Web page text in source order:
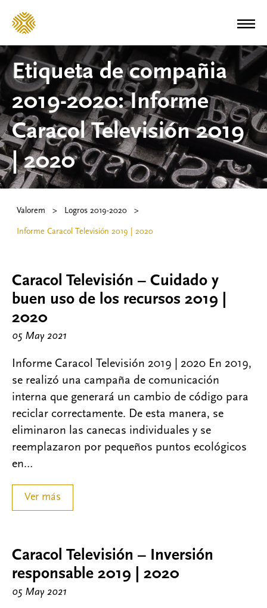
Etiqueta de compañia
2019-2020:Informe
Caracol Televisión 2019
| 2020
Valorem > Logros 2019-2020 >
Informe Caracol Televisión 2019 | 2020
Caracol Televisión – Cuidado y
buen uso de los recursos 2019 |
2020
05 May 2021
Informe Caracol Televisión 2019 | 2020 En 2019,
se realizó una campaña de comunicación
interna que generará un cambio de código para
reciclar correctamente. De esta manera, se
eliminaron las canecas individuales y se
reemplazaron por pequeños puntos ecológicos
en…
Ver más
Caracol Televisión – Inversión
responsable 2019 | 2020
05 May 2021